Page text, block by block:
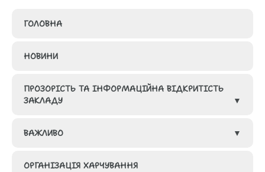
ГОЛОВНА
НОВИНИ
ПРОЗОРІСТЬ ТА ІНФОРМАЦІЙНА ВІДКРИТІСТЬ
ЗАКЛАДУ
ГРУПИ
КАДРОВИЙ СКЛАД ЗАКЛАДУ ОСВІТИ
ВАЖЛИВО
МЕТОДИЧНА СКАРБНИЧКА
ОРГАНІЗАЦІЯ ХАРЧУВАННЯ